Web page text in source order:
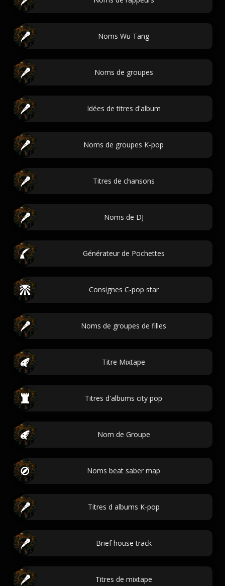
Noms Wu Tang
Noms de groupes
Idées de titres d'album
Noms de groupes K-pop
Titres de chansons
Noms de DJ
Générateur de Pochettes
Consignes C-pop star
Noms de groupes de filles
Titre Mixtape
Titres d'albums city pop
Nom de Groupe
Noms beat saber map
Titres d albums K-pop
Brief house track
Titres de mixtape